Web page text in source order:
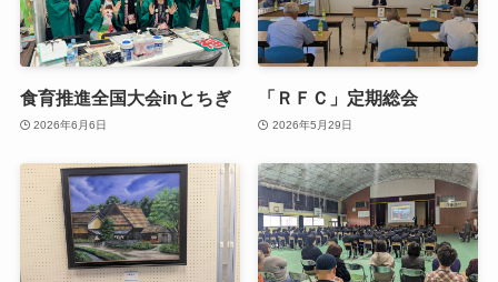
食育推進全国大会inとちぎ
2026年6月6日
「ＲＦＣ」定期総会
2026年5月29日